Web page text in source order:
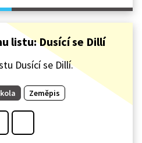
listu: Dusící se Dillí
Dusící se Dillí.
Zeměpis